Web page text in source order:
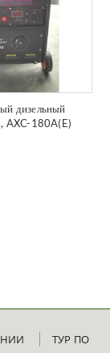
дизельный
AXC-180A(E)
ТУР ПО